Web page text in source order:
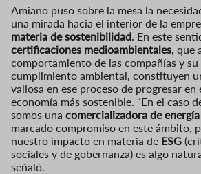
Amiano puso sobre la mesa la
una mirada hacia el interior de la
materia de sostenibilidad . En este
certificaciones medioambientales ,
comportamiento de las compañías y su
cumplimiento ambiental, constituyen
valiosa en ese proceso de progresar en
economía más sostenible. “En el caso
somos una comercializadora de
marcado compromiso en este ámbito,
nuestro impacto en materia de ESG
sociales y de gobernanza) es algo
señaló.